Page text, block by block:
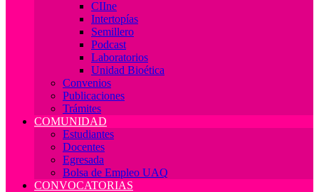
CIIne
Intertopías
Semillero
Podcast
Laboratorios
Unidad Bioética
Convenios
Publicaciones
Trámites
COMUNIDAD
Estudiantes
Docentes
Egresada
Bolsa de Empleo UAQ
CONVOCATORIAS